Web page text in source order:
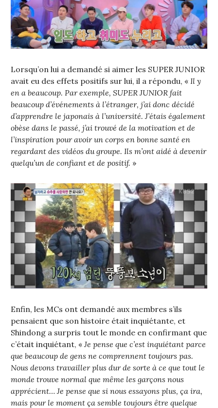
Lorsqu’on lui a demandé si aimer les SUPER JUNIOR
avait eu des effets positifs sur lui, il a répondu, «Il y
en a beaucoup. Par exemple, SUPER JUNIOR fait
beaucoup d’événements à l’étranger, j’ai donc décidé
d’apprendre le japonais à l’université. J’étais également
obèse dans le passé, j’ai trouvé de la motivation et de
l’inspiration pour avoir un corps en bonne santé en
regardant des vidéos du groupe. Ils m’ont aidé à devenir
quelqu’un de confiant et de positif. »
Enfin, les MCs ont demandé aux membres s’ils
pensaient que son histoire était inquiétante, et
Shindong a surpris tout le monde en confirmant que
c’était inquiétant, «Je pense que c’est inquiétant parce
que beaucoup de gens ne comprennent toujours pas.
Nous devons travailler plus dur de sorte à ce que tout le
monde trouve normal que même les garçons nous
apprécient… Je pense que si nous essayons plus, ça ira,
mais pour le moment ça semble toujours être quelque